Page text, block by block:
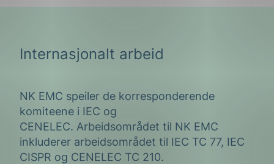
Internasjonalt arbeid
NK EMC speiler de korresponderende
komiteene i IEC og
CENELEC. Arbeidsområdet til NK EMC
inkluderer arbeidsområdet til IEC TC 77, IEC
CISPR og CENELEC TC 210.